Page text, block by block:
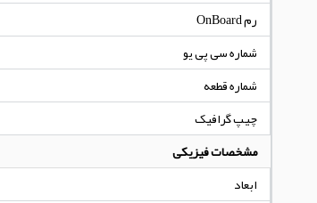
رم OnBoard
شماره سی پی یو
شماره قطعه
چیپ گرافیک
مشخصات فیزیکی
ابعاد